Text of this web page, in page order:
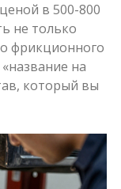
в 500-800
не только
фрикционного
на
который вы